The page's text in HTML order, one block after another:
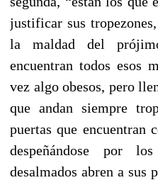
justificar sus
la maldad del
encuentran todos esos
vez algo obesos, pero
que andan siempre
puertas que encuentran
despeñándose por
desalmados abren a sus